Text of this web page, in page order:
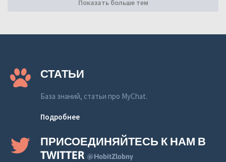
Показать больше тем
СТАТЬИ
База знаний, статьи про MyChat.
Подробнее
ПРИСОЕДИНЯЙТЕСЬ К НАМ В
TWITTER @HobitZlobny